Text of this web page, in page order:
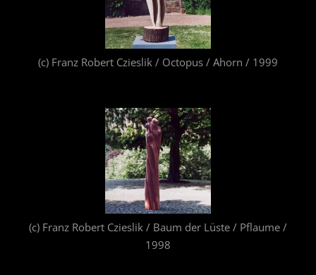
(c) Franz Robert Czieslik / Octopus / Ahorn / 1999
(c) Franz Robert Czieslik / Baum der Lüste / Pflaume /
1998